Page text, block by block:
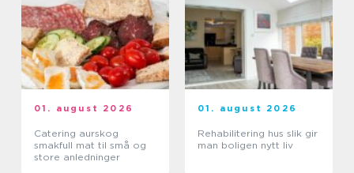
01. august 2026
Catering aurskog
smakfull mat til små og
store anledninger
01. august 2026
Rehabilitering hus slik gir
man boligen nytt liv